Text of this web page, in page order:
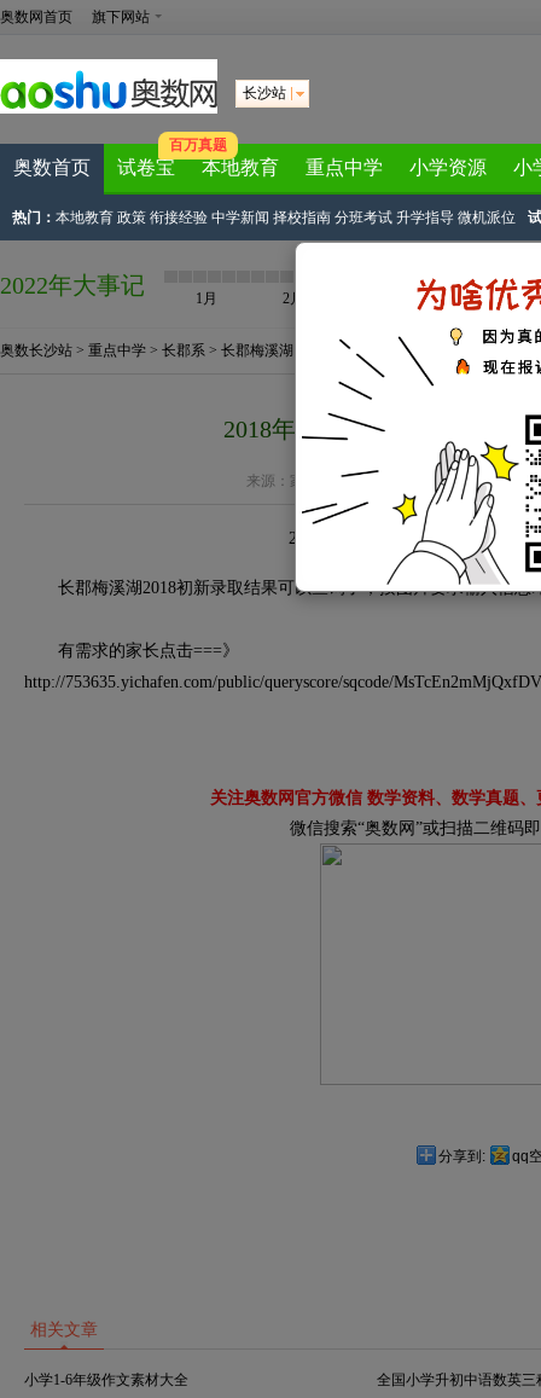
奥数网首页 旗下网站
长沙站
奥数首页 试卷宝
百万真题
本地教育 重点中学 小学资源 小
热门： 本地教育 政策 衔接经验 中学新闻 择校指南 分班考试 升学指导 微机派位
2022年大事记 1月 2月 4月
奥数长沙站 > 重点中学 > 长郡系 > 长郡梅溪湖
2018年长沙长郡梅溪湖初一
来源： 家长帮长沙站 作者：长沙小升初
2018年长沙长郡梅溪湖初一新生
长郡梅溪湖2018初新录取结果可以查询了，按图片要求输入信息
有需求的家长点击===》
http://753635.yichafen.com/public/queryscore/sqcode/
关注奥数网官方微信 数学资料、数学真题
微信搜索“奥数网”或扫描二维码
分享到: qq
相关文章
小学1-6年级作文素材大全 全国小学升初中语数英三